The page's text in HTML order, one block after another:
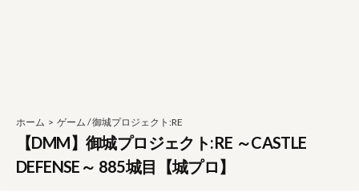
ホーム > ゲーム /御城プロジェクト:RE
【DMM】御城プロジェクト:RE ～CASTLE
DEFENSE～ 885城目【城プロ】